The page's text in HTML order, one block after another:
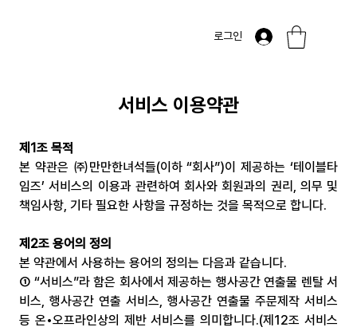
로그인
서비스 이용약관
제1조 목적
본 약관은 ㈜만만한녀석들(이하 “회사”)이 제공하는 ‘테이블타
임즈’ 서비스의 이용과 관련하여 회사와 회원과의 권리, 의무 및
책임사항, 기타 필요한 사항을 규정하는 것을 목적으로 합니다.
제2조 용어의 정의
본 약관에서 사용하는 용어의 정의는 다음과 같습니다.
① “서비스”라 함은 회사에서 제공하는 행사공간 연출물 렌탈 서
비스, 행사공간 연출 서비스, 행사공간 연출물 주문제작 서비스
등 온•오프라인상의 제반 서비스를 의미합니다.(제12조 서비스